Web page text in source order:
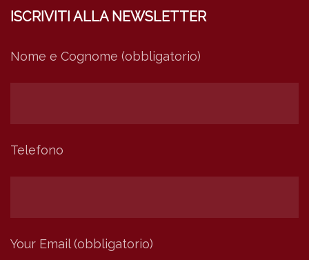
ISCRIVITI ALLA NEWSLETTER
Nome e Cognome (obbligatorio)
Telefono
Your Email (obbligatorio)